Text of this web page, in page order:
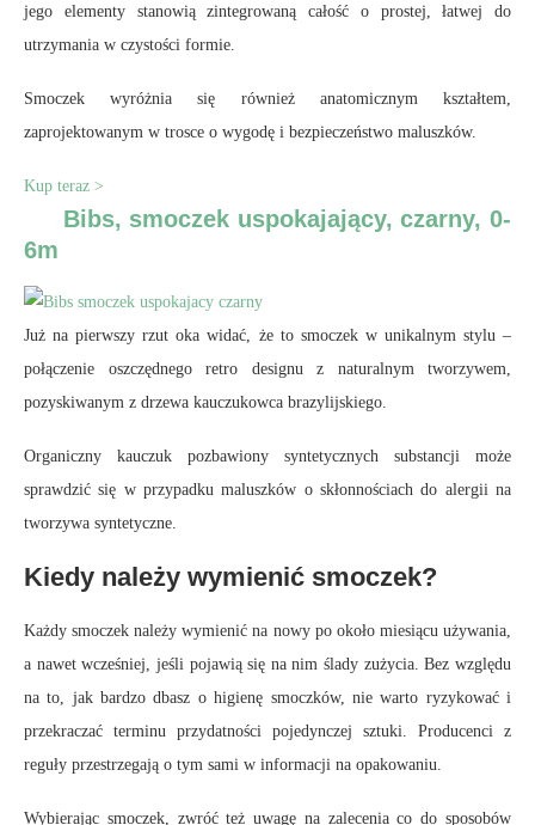
jego elementy stanowią zintegrowaną całość o prostej, łatwej do
utrzymania w czystości formie.
Smoczek wyróżnia się również anatomicznym kształtem,
zaprojektowanym w trosce o wygodę i bezpieczeństwo maluszków.
Kup teraz >
Bibs, smoczek uspokajający, czarny, 0-
6m
Już na pierwszy rzut oka widać, że to smoczek w unikalnym stylu –
połączenie oszczędnego retro designu z naturalnym tworzywem,
pozyskiwanym z drzewa kauczukowca brazylijskiego.
Organiczny kauczuk pozbawiony syntetycznych substancji może
sprawdzić się w przypadku maluszków o skłonnościach do alergii na
tworzywa syntetyczne.
Kiedy należy wymienić smoczek?
Każdy smoczek należy wymienić na nowy po około miesiącu używania,
a nawet wcześniej, jeśli pojawią się na nim ślady zużycia. Bez względu
na to, jak bardzo dbasz o higienę smoczków, nie warto ryzykować i
przekraczać terminu przydatności pojedynczej sztuki. Producenci z
reguły przestrzegają o tym sami w informacji na opakowaniu.
Wybierając smoczek, zwróć też uwagę na zalecenia co do sposobów